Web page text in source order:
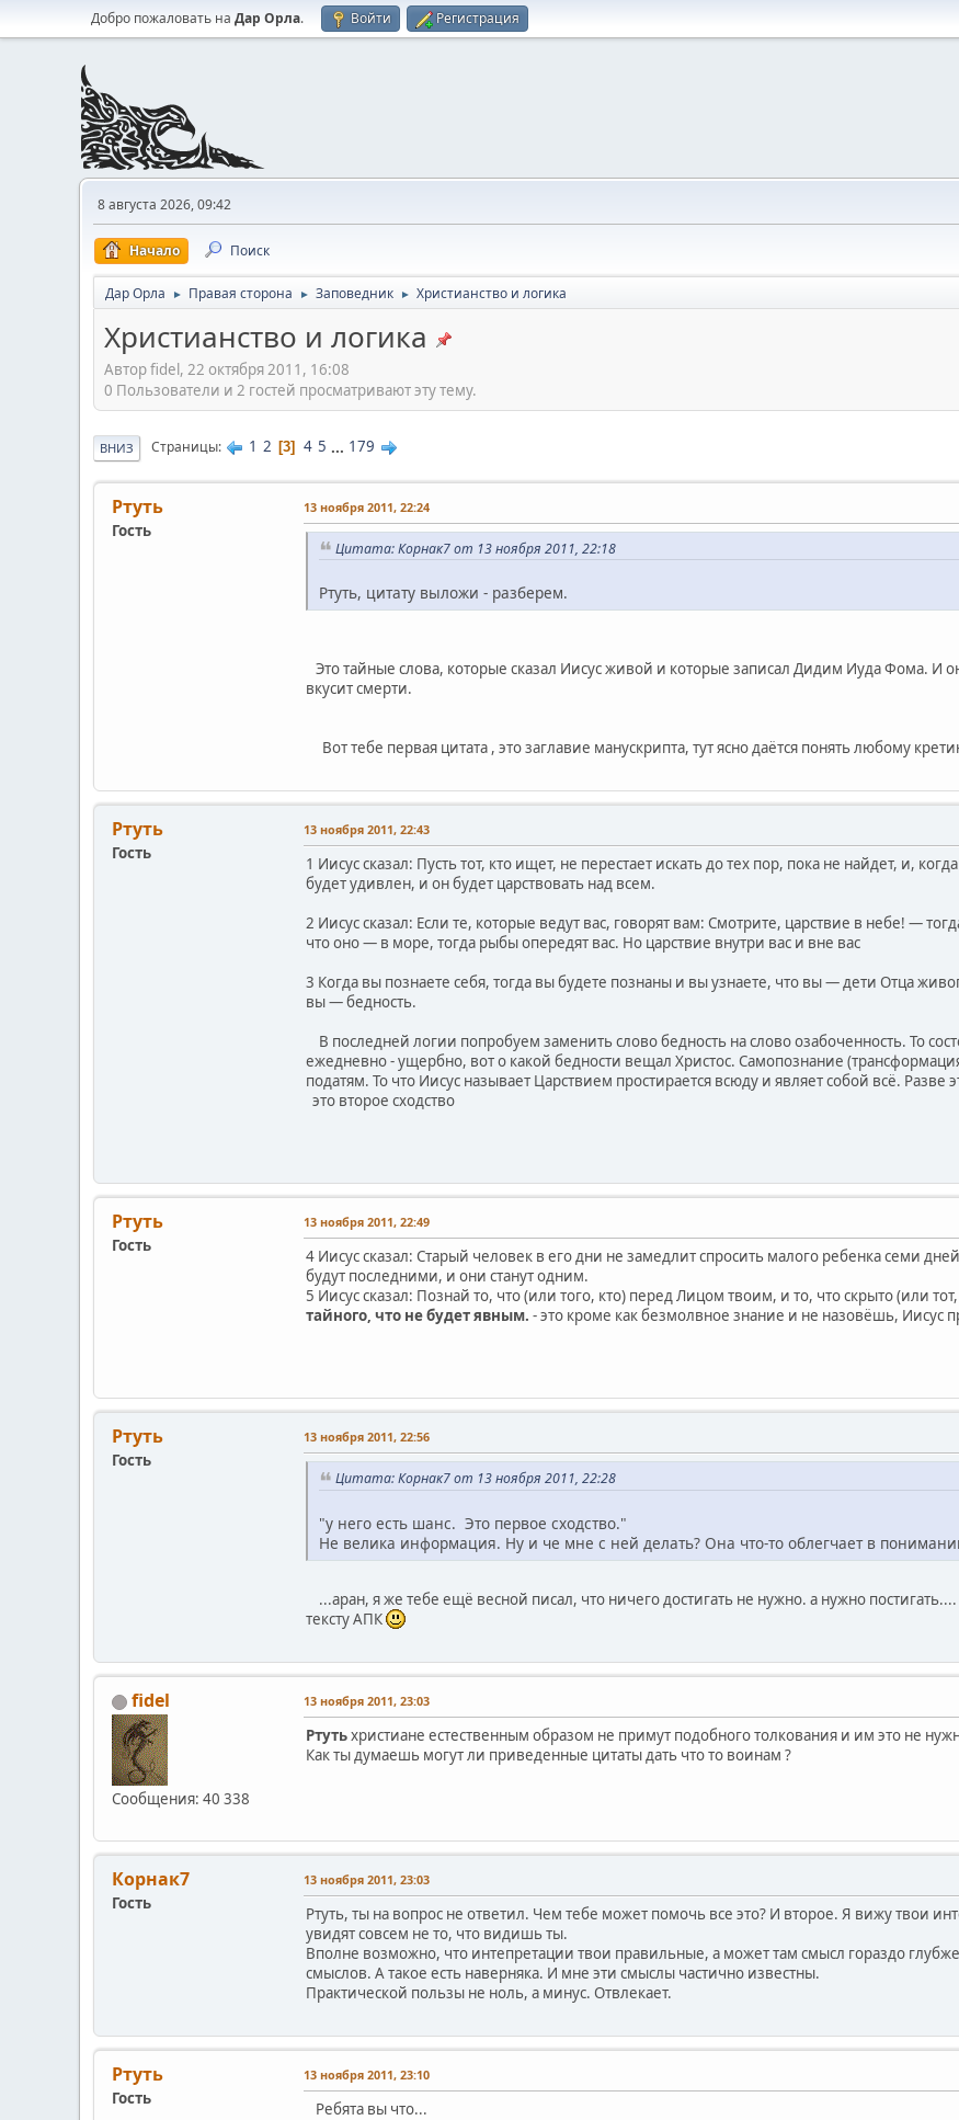
Добро пожаловать на Дар Орла. Войти Регистрация
8 августа 2026, 09:42
Начало Поиск
Дар Орла ► Правая сторона ► Заповедник ► Христианство и логика
Христианство и логика
Автор fidel, 22 октября 2011, 16:08
0 Пользователи и 2 гостей просматривают эту тему.
ВНИЗ Страницы 1 2 3 4 5 ... 179
Ртуть
Гость
13 ноября 2011, 22:24
Цитата: Корнак7 от 13 ноября 2011, 22:18
Ртуть, цитату выложи - разберем.
Это тайные слова, которые сказал Иисус живой и которые записал Дидим Иуда Фома. И он
вкусит смерти.
Вот тебе первая цитата , это заглавие манускрипта, тут ясно даётся понять любому
Ртуть
Гость
13 ноября 2011, 22:43
1 Иисус сказал: Пусть тот, кто ищет, не перестает искать до тех пор, пока не найдет, и,
будет удивлен, и он будет царствовать над всем.
2 Иисус сказал: Если те, которые ведут вас, говорят вам: Смотрите, царствие в небе! —
что оно — в море, тогда рыбы опередят вас. Но царствие внутри вас и вне вас
3 Когда вы познаете себя, тогда вы будете познаны и вы узнаете, что вы — дети Отца
вы — бедность.
В последней логии попробуем заменить слово бедность на слово озабоченность. То
ежедневно - ущербно, вот о какой бедности вещал Христос. Самопознание
податям. То что Иисус называет Царствием простирается всюду и являет собой всё. Разве
это второе сходство
Ртуть
Гость
13 ноября 2011, 22:49
4 Иисус сказал: Старый человек в его дни не замедлит спросить малого ребенка семи
будут последними, и они станут одним.
5 Иисус сказал: Познай то, что (или того, кто) перед Лицом твоим, и то, что скрыто (или
тайного, что не будет явным. - это кроме как безмолвное знание и не назовёшь, Иисус
Ртуть
Гость
13 ноября 2011, 22:56
Цитата: Корнак7 от 13 ноября 2011, 22:28
"у него есть шанс. Это первое сходство."
Не велика информация. Ну и че мне с ней делать? Она что-то облегчает в
...аран, я же тебе ещё весной писал, что ничего достигать не нужно. а нужно
тексту АПК
fidel
Сообщения: 40 338
13 ноября 2011, 23:03
Ртутьхристиане естественным образом не примут подобного толкования и им это не
Как ты думаешь могут ли приведенные цитаты дать что то воинам ?
Корнак7
Гость
13 ноября 2011, 23:03
Ртуть, ты на вопрос не ответил. Чем тебе может помочь все это? И второе. Я вижу твои
увидят совсем не то, что видишь ты.
Вполне возможно, что интепретации твои правильные, а может там смысл гораздо
смыслов. А такое есть наверняка. И мне эти смыслы частично известны.
Практической пользы не ноль, а минус. Отвлекает.
Ртуть
Гость
13 ноября 2011, 23:10
Ребята вы что...